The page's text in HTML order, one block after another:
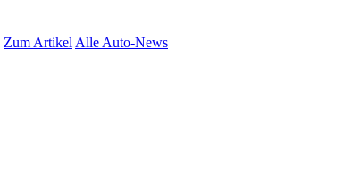
Zum Artikel Alle Auto-News